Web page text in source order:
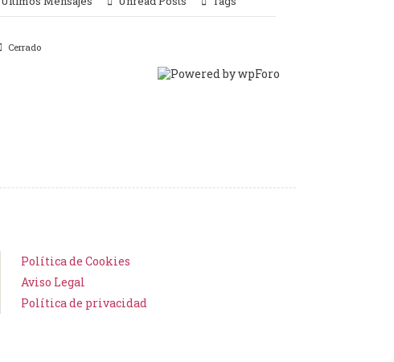
Cerrado
Política de Cookies
Aviso Legal
Política de privacidad